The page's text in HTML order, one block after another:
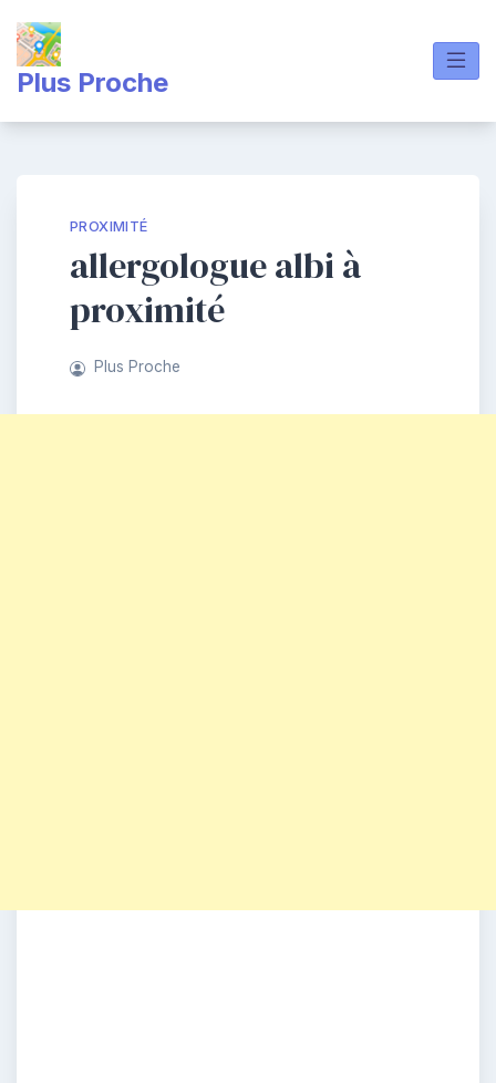
content
Plus Proche
PROXIMITÉ
allergologue albi à
proximité
Plus Proche